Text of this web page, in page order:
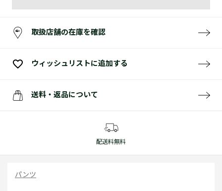
取扱店舗の在庫を確認
ウィッシュリストに追加する
送料・返品について
配送料無料
パンツ